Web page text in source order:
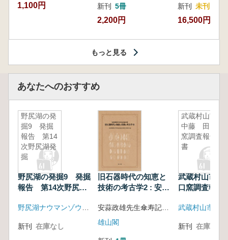
1,100円 新刊 5冊
2,200円
新刊 未刊
16,500円
もっと見る
あなたへのおすすめ
野尻湖の発
掘9 発掘
報告 第14
次野尻湖発
掘
野尻湖の発掘9 発掘
報告 第14次野尻湖
新刊 在庫なし
旧石器時代の知恵と
技術の考古学2 : 安蒜
文集
雄山閣
武蔵村山市
中藤 田口
窯調査報告
書
武蔵村山市
口窯調査報告
武蔵村山市
新刊 在庫なし